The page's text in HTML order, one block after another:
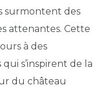
surmontent des
attenantes. Cette
à des
s’inspirent de la
du château